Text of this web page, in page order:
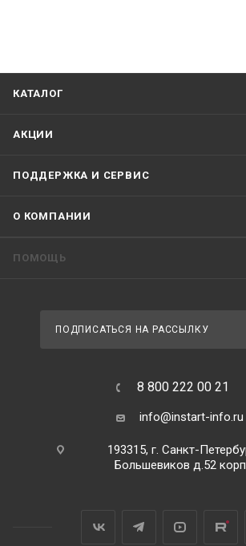
КАТАЛОГ
АКЦИИ
ПОДДЕРЖКА И СЕРВИС
О КОМПАНИИ
ПОМОЩЬ
ПОДПИСАТЬСЯ НА РАССЫЛКУ
8 800 222 00 21
info@instart-info.ru
193315, г. Санкт-
Большевиков д.52